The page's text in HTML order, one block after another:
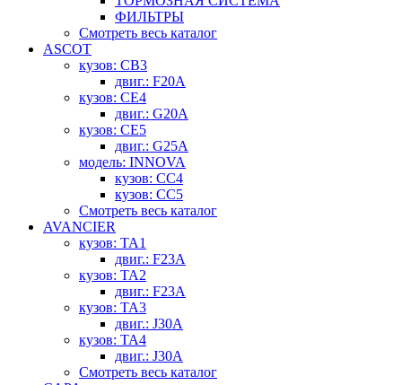
ФИЛЬТРЫ
Смотреть весь каталог
ASCOT
кузов: CB3
двиг.: F20A
кузов: CE4
двиг.: G20A
кузов: CE5
двиг.: G25A
модель: INNOVA
кузов: CC4
кузов: CC5
Смотреть весь каталог
AVANCIER
кузов: TA1
двиг.: F23A
кузов: TA2
двиг.: F23A
кузов: TA3
двиг.: J30A
кузов: TA4
двиг.: J30A
Смотреть весь каталог